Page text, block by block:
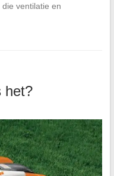
ventilatie en
het?